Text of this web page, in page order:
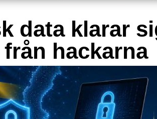
data klarar
hackarna